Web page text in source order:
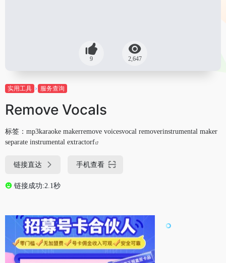
9 2,647
实用工具 服务查询
Remove Vocals
标签： mp3karaoke makerremove voicesvocal removerinstrumental maker
separate instrumental extractorf
链接直达 手机查看
链接成功:2.1秒